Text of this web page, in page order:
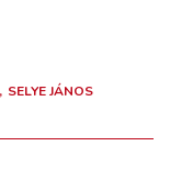
SELYE JÁNOS